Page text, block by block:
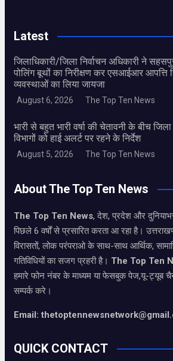
Latest
जिलाधिकारी/जिला निर्वाचन अधिकारी ने
पोलिंग बूथों का निरीक्षण कर एसआईआर आपत्ति
व्यवस्थाओं का लिया जायजा
August 6, 2026 The Top Ten News
भारी से बहुत भारी वर्षा की चेतावनी के बीच
विभागों को हाई अलर्ट पर रहने के निर्देश
August 5, 2026 The Top Ten News
About The Top Ten News
The Top Ten News, देश, प्रदेश और
पिछले 6 वर्षों से प्रसारित करता आ रहा है।
विरासतों, लोक परंपराओ के साथ-साथ आर्थिक,
गतिविधियों का सजग प्रहरी है। The Top Ten
हमारे फोन नंबर के माध्यम या फेसबुक पेज,यू-ट्यूब
सम्पर्क करे।
Email:
QUICK CONTACT